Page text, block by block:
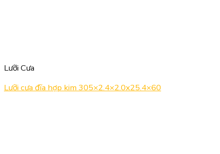
Lưỡi Cưa
Lưỡi cưa đĩa hợp kim 305×2.4×2.0x25.4×60